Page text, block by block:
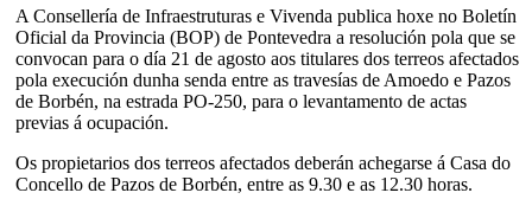
A Consellería de Infraestruturas e Vivenda publica hoxe no Boletín
Oficial da Provincia (BOP) de Pontevedra a resolución pola que se
convocan para o día 21 de agosto aos titulares dos terreos afectados
pola execución dunha senda entre as travesías de Amoedo e Pazos
de Borbén, na estrada PO-250, para o levantamento de actas
previas á ocupación.
Os propietarios dos terreos afectados deberán achegarse á Casa do
Concello de Pazos de Borbén, entre as 9.30 e as 12.30 horas.